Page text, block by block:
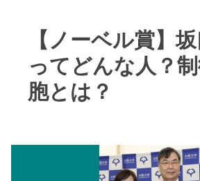
【ノーベル賞】
ってどんな人？
胞とは？